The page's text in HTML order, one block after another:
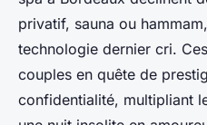
privatif, sauna ou
technologie dernier cri.
couples en quête de
confidentialité, multipliant